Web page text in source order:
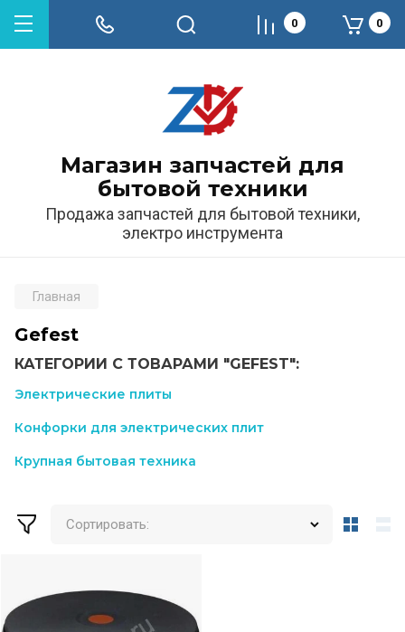
Магазин запчастей для
бытовой техники
Продажа запчастей для бытовой техники,
электро инструмента
0 0
Главная
Gefest
КАТЕГОРИИ С ТОВАРАМИ "GEFEST":
Электрические плиты
Конфорки для электрических плит
Крупная бытовая техника
Сортировать: